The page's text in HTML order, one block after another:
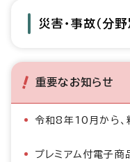
災害・事故（分
重要なお知らせ
令和8年10月から、
プレミアム付電子商